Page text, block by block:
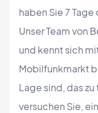
haben Sie 7
Unser Team von
und kennt sich
Mobilfunkmarkt
Lage sind, das
versuchen Sie,